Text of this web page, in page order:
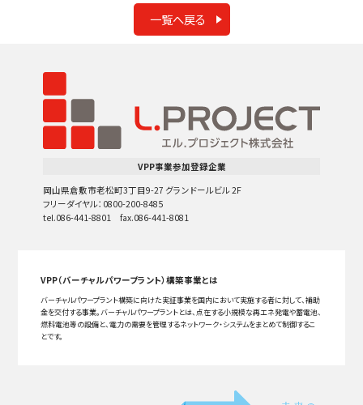
一覧へ戻る
VPP事業参加登録企業
岡山県倉敷市老松町3丁目9-27 グランドールビル 2F
フリーダイヤル：0800-200-8485
tel.086-441-8801 fax.086-441-8081
VPP（バーチャルパワープラント）構築事業とは
バーチャルパワープラント構築に向けた実証事業を国内において実施する者に対して、補助
金を交付する事業。バーチャルパワープラントとは、点在する小規模な再エネ発電や蓄電池、
燃料電池等の設備と、電力の需要を管理するネットワーク・システムをまとめて制御するこ
とです。